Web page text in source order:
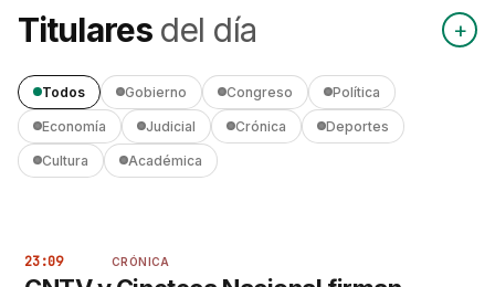
Titulares del día +
Todos Gobierno Congreso Política
Economía Judicial Crónica Deportes
Cultura Académica
23:09 CRÓNICA